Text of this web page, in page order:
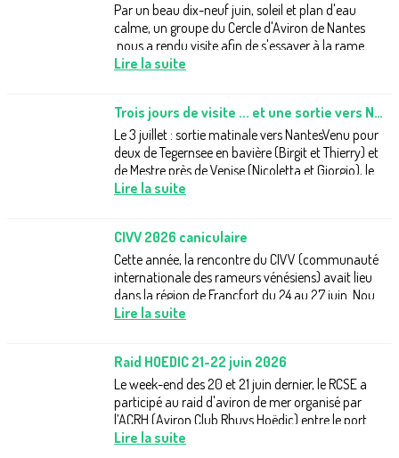
Par un beau dix-neuf juin, soleil et plan d'eau
calme, un groupe du Cercle d'Aviron de Nantes
nous a rendu visite afin de s'essayer à la rame
vénitienne.Si le geste n'était...
Lire la suite
Trois jours de visite ... et une sortie vers Nort-sur-Erdre
Le 3 juillet : sortie matinale vers NantesVenu pour
deux de Tegernsee en bavière (Birgit et Thierry) et
de Mestre près de Venise (Nicoletta et Giorgio), le
club recevait quatre...
Lire la suite
CIVV 2026 caniculaire
Cette année, la rencontre du CIVV (communauté
internationale des rameurs vénésiens) avait lieu
dans la région de Francfort du 24 au 27 juin. Nous
étions quatre (Pierre-Etienne,...
Lire la suite
Raid HOEDIC 21-22 juin 2026
Le week-end des 20 et 21 juin dernier, le RCSE a
participé au raid d'aviron de mer organisé par
l’ACRH (Aviron Club Rhuys Hoëdic) entre le port de
Saint-Jacques et le port...
Lire la suite